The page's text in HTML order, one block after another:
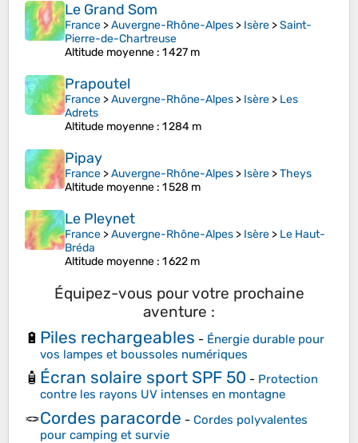
Le Grand Som
France >Auvergne-Rhône-Alpes > Isère >Saint-
Pierre-de-Chartreuse
Altitude moyenne : 1 427 m
Prapoutel
France >Auvergne-Rhône-Alpes > Isère > Les
Adrets
Altitude moyenne : 1 284 m
Pipay
France >Auvergne-Rhône-Alpes > Isère >Theys
Altitude moyenne : 1 528 m
Le Pleynet
France >Auvergne-Rhône-Alpes > Isère > Le Haut-
Bréda
Altitude moyenne : 1 622 m
Équipez-vous pour votre prochaine
aventure :
🔋 Piles rechargeables - Énergie durable pour
vos lampes et boussoles numériques
🧴 Écran solaire sport SPF 50 - Protection
contre les rayons UV intenses en montagne
🪢Cordes paracorde - Cordes polyvalentes
pour camping et survie